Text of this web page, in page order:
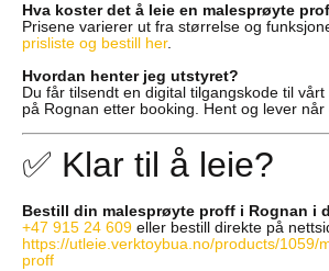
Hva koster det å leie en malesprøyte
Prisene varierer ut fra størrelse og
prisliste og bestill her.
Hvordan henter jeg utstyret?
Du får tilsendt en digital tilgangskode til
på Rognan etter booking. Hent og lever når
✅ Klar til å leie?
Bestill din malesprøyte proff i Rognan i
+47 915 24 609 eller bestill direkte på
https://utleie.verktoybua.no/products/1059/
proff